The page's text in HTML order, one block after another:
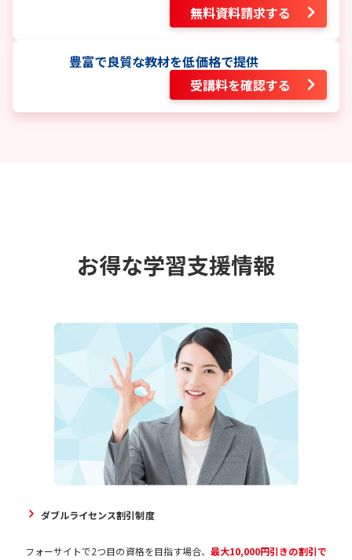
無料資料請求する
豊富で良質な教材を低価格で提供
受講料を確認する
お得な学習支援情報
ダブルライセンス割引制度
フォーサイトで2つ目の資格を目指す場合、 最大10,000円引きの割引で